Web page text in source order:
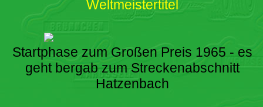
Weltmeistertitel
Startphase zum Großen Preis 1965 - es
geht bergab zum Streckenabschnitt
Hatzenbach